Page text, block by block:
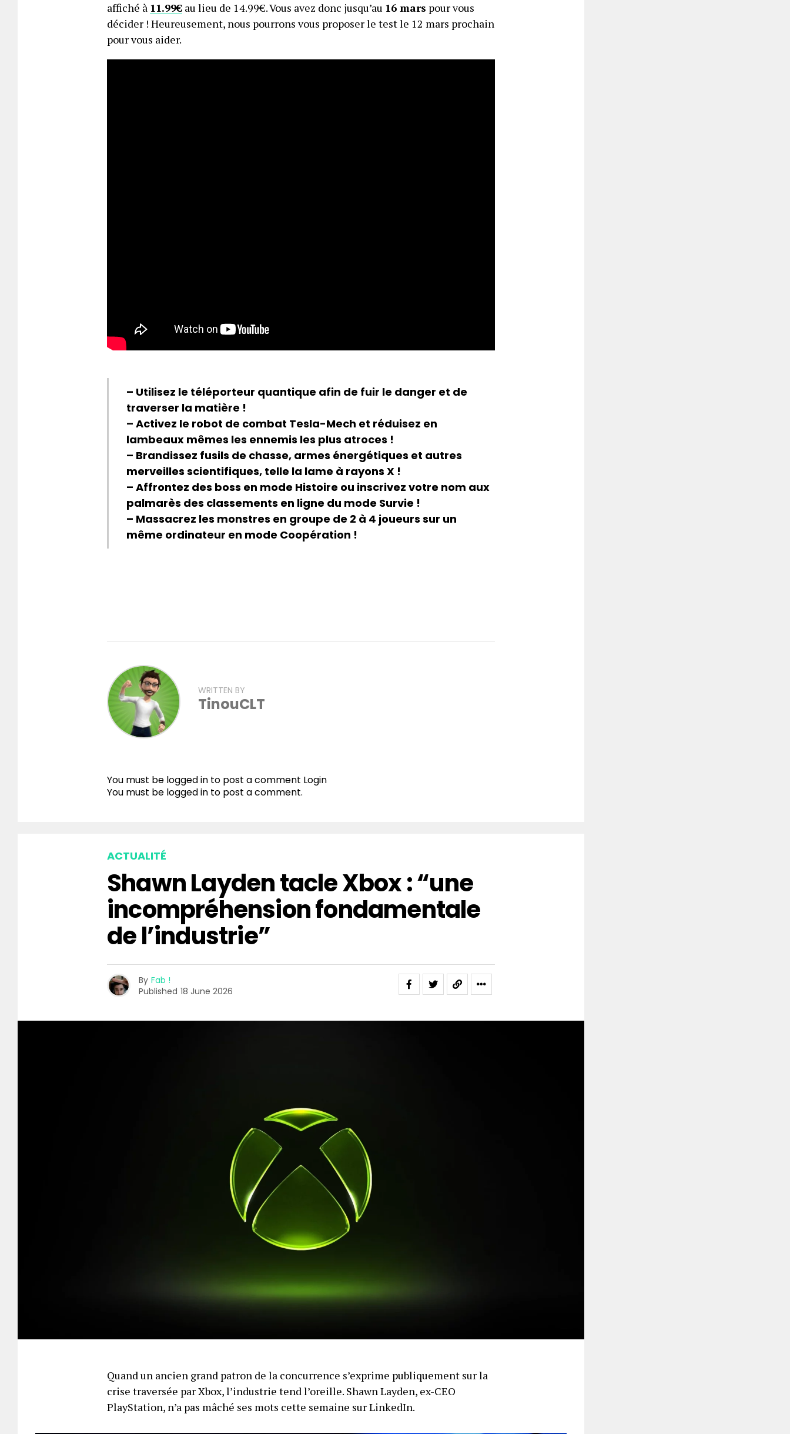
affiché à 11.99€ au lieu de 14.99€. Vous avez donc jusqu’au 16 mars pour vous
décider ! Heureusement, nous pourrons vous proposer le test le 12 mars prochain
pour vous aider.
– Utilisez le téléporteur quantique afin de fuir le danger et de
traverser la matière !
– Activez le robot de combat Tesla-Mech et réduisez en
lambeaux mêmes les ennemis les plus atroces !
– Brandissez fusils de chasse, armes énergétiques et autres
merveilles scientifiques, telle la lame à rayons X !
– Affrontez des boss en mode Histoire ou inscrivez votre nom aux
palmarès des classements en ligne du mode Survie !
– Massacrez les monstres en groupe de 2 à 4 joueurs sur un
même ordinateur en mode Coopération !
WRITTEN BY
TinouCLT
You must be logged in to post a comment Login
You must be logged in to post a comment.
ACTUALITÉ
Shawn Layden tacle Xbox : “une
incompréhension fondamentale
de l’industrie”
By Fab !
Published 18 June 2026
Quand un ancien grand patron de la concurrence s’exprime publiquement sur la
crise traversée par Xbox, l’industrie tend l’oreille. Shawn Layden, ex-CEO
PlayStation, n’a pas mâché ses mots cette semaine sur LinkedIn.